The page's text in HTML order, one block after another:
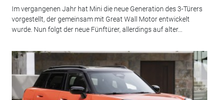
Im vergangenen Jahr hat Mini die neue Generation des 3-Türers
vorgestellt, der gemeinsam mit Great Wall Motor entwickelt
wurde. Nun folgt der neue Fünftürer, allerdings auf alter...